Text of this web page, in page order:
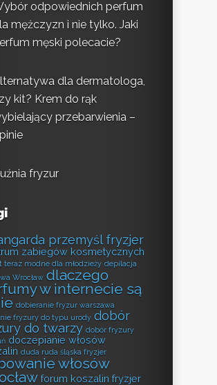
odpowiednich perfum
mężczyzn i nie tylko. Jaki
męski polecacie?
dla dermatologa,
kit? Krem do rąk
przebarwienia –
fryzur
przemyśl fryzjer
zabiegów kosmetycznych
teraz modne dla młodzieży depilacja
Wrocław dlaczego
w internecie są
dobieranie fryzur warszawa
fryzury do typu urody dobór
do twarzy dobór fryzury
doczepianie włosów
duda ruda śląska fryzjer
włosów
forum koszalin fryzjer